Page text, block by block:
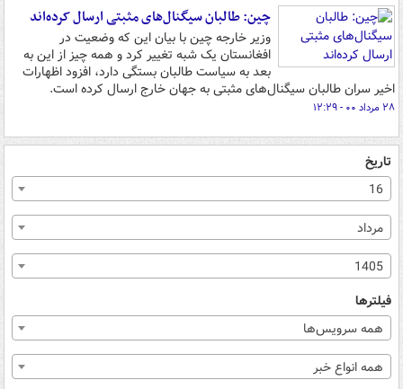
چین: طالبان سیگنال‌های مثبتی ارسال کرده‌اند
وزیر خارجه چین با بیان این که وضعیت در
افغانستان یک شبه تغییر کرد و همه چیز از این به
بعد به سیاست طالبان بستگی دارد، افزود اظهارات
اخیر سران طالبان سیگنال‌های مثبتی به جهان خارج ارسال کرده است.
۲۸ مرداد ۰۰ - ۱۲:۲۹
تاریخ
16
مرداد
1405
فیلترها
همه سرویس‌ها
همه انواع خبر